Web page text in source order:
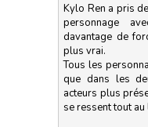
Kylo Ren a pris
personnage
davantage de
plus vrai.
Tous les
que dans les
acteurs plus
se ressent tout